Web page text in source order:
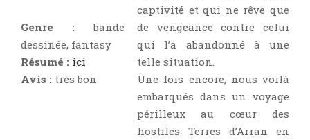
Théâtre
Thriller
Thriller Psychologique
Throwback Thursday Livresque
Genre : bande
dessinée, fantasy
Résumé : ici
Avis : très bon
captivité et qui ne rêve que
de vengeance contre celui
qui l’a abandonné à une
telle situation.
Une fois encore, nous voilà
embarqués dans un voyage
périlleux au cœur des
hostiles Terres d’Arran en